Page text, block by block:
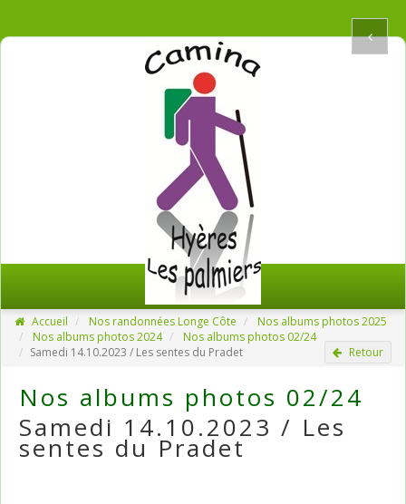
Accueil Nos randonnées Longe Côte
Nos albums photos 2025
Nos albums photos 2024
Nos albums photos 02/24
Samedi 14.10.2023 / Les sentes du Pradet
Retour
Nos albums photos 02/24
Samedi 14.10.2023 / Les
sentes du Pradet